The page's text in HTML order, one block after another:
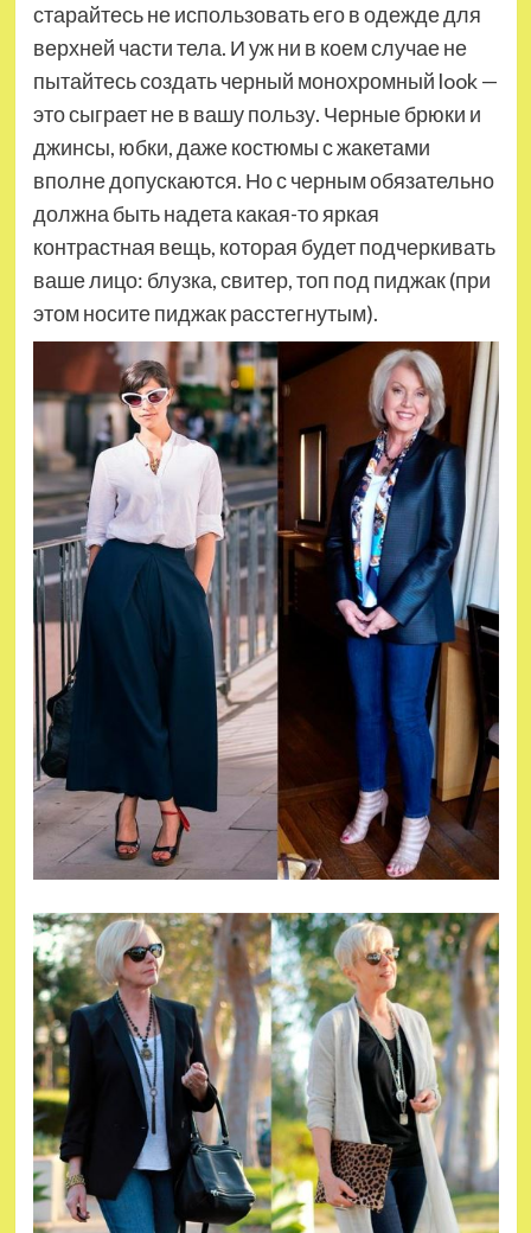
старайтесь не использовать его в одежде для
верхней части тела. И уж ни в коем случае не
пытайтесь создать черный монохромный look —
это сыграет не в вашу пользу. Черные брюки и
джинсы, юбки, даже костюмы с жакетами
вполне допускаются. Но с черным обязательно
должна быть надета какая-то яркая
контрастная вещь, которая будет подчеркивать
ваше лицо: блузка, свитер, топ под пиджак (при
этом носите пиджак расстегнутым).